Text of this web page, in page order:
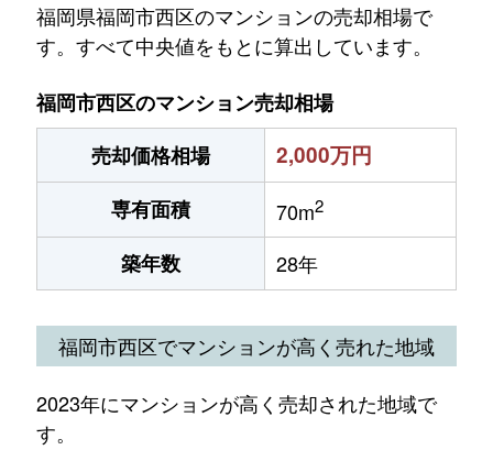
福岡県福岡市西区のマンションの売却相場で
す。すべて中央値をもとに算出しています。
福岡市西区のマンション売却相場
売却価格相場
2,000万円
専有面積 70m2
築年数 28年
福岡市西区でマンションが高く売れた地域
2023年にマンションが高く売却された地域で
す。